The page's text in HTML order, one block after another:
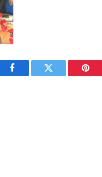
Facebook Twitter